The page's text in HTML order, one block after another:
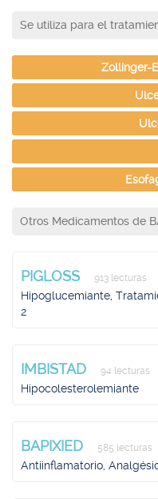
Se utiliza para el
Zollinger-
Otros Medicamentos de
PIGLOSS 913 lecturas
Hipoglucemiante,
2
IMBISTAD 94 lecturas
Hipocolesterolemiante
BAPIXIED 585 lecturas
Antiinflamatorio,